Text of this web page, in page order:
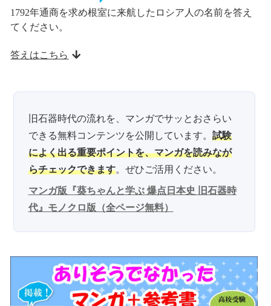
1792年通商を求め根室に来航したロシア人の名前を答え
てください。
答えはこちら
旧石器時代の流れを、マンガでサッとおさらい
できる無料コンテンツを公開しています。 試験
によく出る重要ポイントを、マンガを読みなが
らチェックできます。ぜひご活用ください。
マンガ版『葵ちゃんと学ぶ 爆点日本史 旧石器時
代』モノクロ版（全ページ無料）